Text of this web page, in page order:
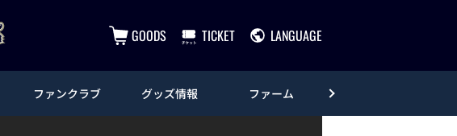
GOODS TICKET LANGUAGE
ファンクラブ グッズ情報 ファーム